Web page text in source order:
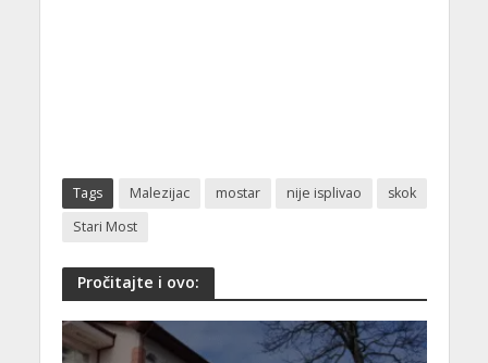
Tags Malezijac mostar nije isplivao
skok
Stari Most
Pročitajte i ovo: